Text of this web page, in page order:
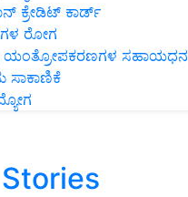
ಕ್ರೇಡಿಟ್ ಕಾರ್ಡ್
ರೋಗ
ಯಂತ್ರೋಪಕರಣಗಳ ಸಹಾಯಧನ
ಸಾಕಾಣಿಕೆ